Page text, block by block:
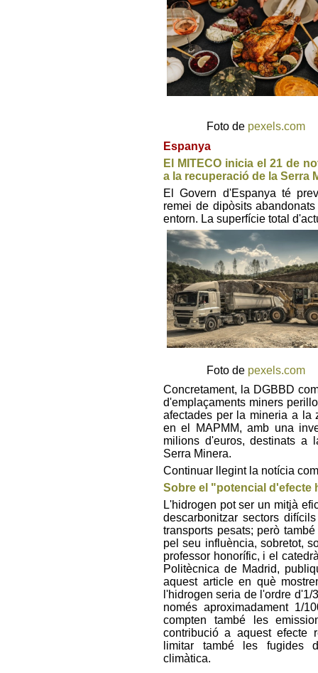
Foto de pexels.com
Espanya
El MITECO inicia el 21 de
a la recuperació de la Serra
El Govern d'Espanya té
remei de dipòsits
entorn. La superfície total
Foto de pexels.com
Concretament, la DGBBD
d'emplaçaments miners
afectades per la mineria a la
en el MAPMM, amb una
milions d'euros, destinats a
Serra Minera.
Continuar llegint la notícia
Sobre el "potencial d'efecte
L'hidrogen pot ser un mitjà
descarbonitzar sectors
transports pesats; però
pel seu influència, sobretot,
professor honorífic, i el
Politècnica de Madrid,
aquest article en què
l'hidrogen seria de l'ordre
només aproximadament 1/
compten també les
contribució a aquest efecte
limitar també les fugides
climàtica.